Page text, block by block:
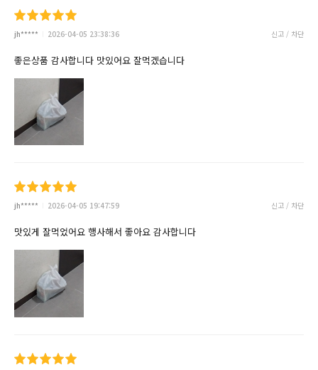
jh***** 2026-04-05 23:38:36 신고 / 차단
좋은상품 감사합니다 맛있어요 잘먹겠습니다
jh***** 2026-04-05 19:47:59 신고 / 차단
맛있게 잘먹었어요 행사해서 좋아요 감사합니다